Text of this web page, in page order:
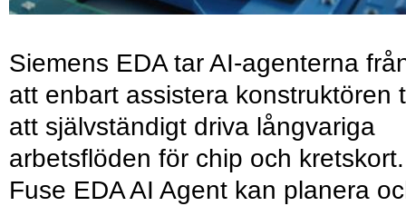
Siemens EDA tar AI-agenterna
att enbart assistera konstruktören
att självständigt driva långvariga
arbetsflöden för chip och kretskort.
Fuse EDA AI Agent kan planera